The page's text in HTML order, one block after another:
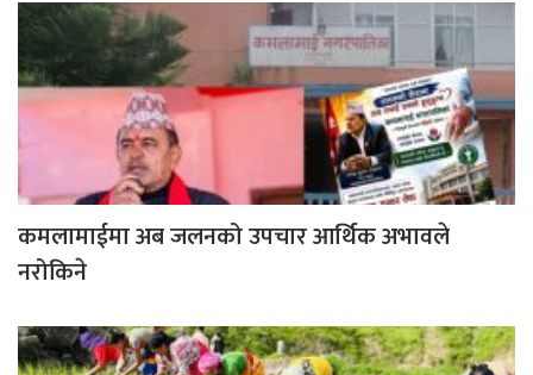
कमलामाईमा अब जलनको उपचार आर्थिक अभावले
नरोकिने